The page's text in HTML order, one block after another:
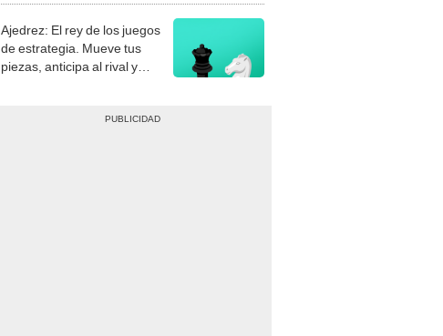
Ajedrez: El rey de los juegos
de estrategia. Mueve tus
piezas, anticipa al rival y